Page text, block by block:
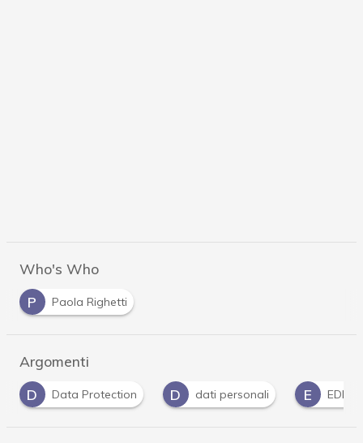
Who's Who
P
Paola Righetti
Argomenti
D
Data Protection D dati personali E EDPB